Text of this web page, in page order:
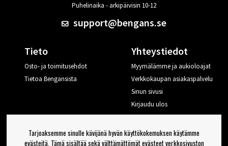
Puhelinaika - arkipäivisin 10-12
support@bengans.se
Tieto
Osto- ja toimitusehdot
Tietoa Bengansista
Yhteystiedot
Myymälämme ja aukioloajat
Verkkokaupan asiakaspalvelu
Sinun sivusi
Kirjaudu ulos
Haluan vinkkejä Bengansilta
Tarjoaksemme sinulle kävijänä hyvän käyttökokemuksen käytämme
evästeitä. Tämä sisältää sekä välttämättömät evästeet verkkosivuston